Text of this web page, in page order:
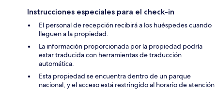
Instrucciones especiales para el check-in
El personal de recepción recibirá a los huéspedes cuando
lleguen a la propiedad.
La información proporcionada por la propiedad podría
estar traducida con herramientas de traducción
automática.
Esta propiedad se encuentra dentro de un parque
nacional, y el acceso está restringido al horario de atención